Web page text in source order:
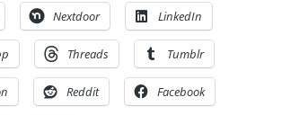
Nextdoor LinkedIn
Threads Tumblr
Reddit Facebook